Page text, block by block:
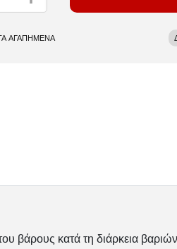
ΑΓΑΠΗΜΕΝΑ
βάρους κατά τη διάρκεια